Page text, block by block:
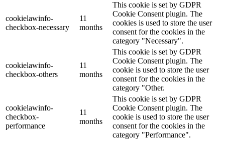
cookielawinfo-
checkbox-necessary
11
months
This cookie is set by GDPR
Cookie Consent plugin. The
cookies is used to store the user
consent for the cookies in the
category "Necessary".
cookielawinfo-
checkbox-others
11
months
This cookie is set by GDPR
Cookie Consent plugin. The
cookie is used to store the user
consent for the cookies in the
category "Other.
cookielawinfo-
checkbox-
performance
11
months
This cookie is set by GDPR
Cookie Consent plugin. The
cookie is used to store the user
consent for the cookies in the
category "Performance".